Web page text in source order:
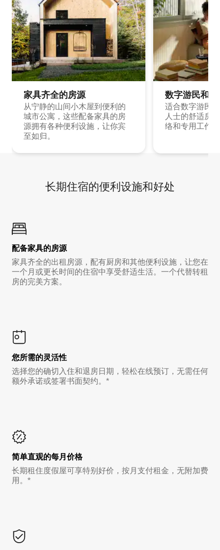
家具齐全的房源
从宁静的山间小木屋到便利的
城市公寓，这些配备家具的房
源拥有各种便利设施，让你宾
至如归。
数字游民和
适合数字游民
人士的舒适房
络和专用工作
长期住宿的便利设施和好处
配备家具的房源
家具齐全的出租房源，配有厨房和其他便利设施，让您在
一个月或更长时间的住宿中享受舒适生活。一个代替转租
房的完美方案。
您所需的灵活性
选择您的确切入住和退房日期，轻松在线预订，无需任何
额外承诺或签署书面契约。*
简单直观的每月价格
长期租住度假屋可享特别好价，按月支付租金，无附加费
用。*